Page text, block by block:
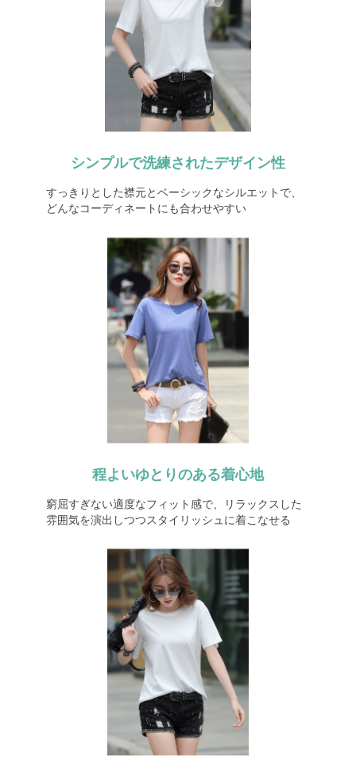
シンプルで洗練されたデザイン性
すっきりとした襟元とベーシックなシルエットで、
どんなコーディネートにも合わせやすい
程よいゆとりのある着心地
窮屈すぎない適度なフィット感で、リラックスした
雰囲気を演出しつつスタイリッシュに着こなせる